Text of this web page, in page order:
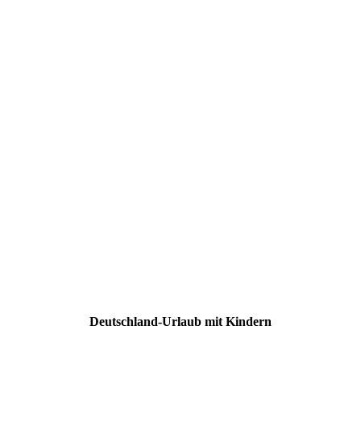
Deutschland-Urlaub mit Kindern